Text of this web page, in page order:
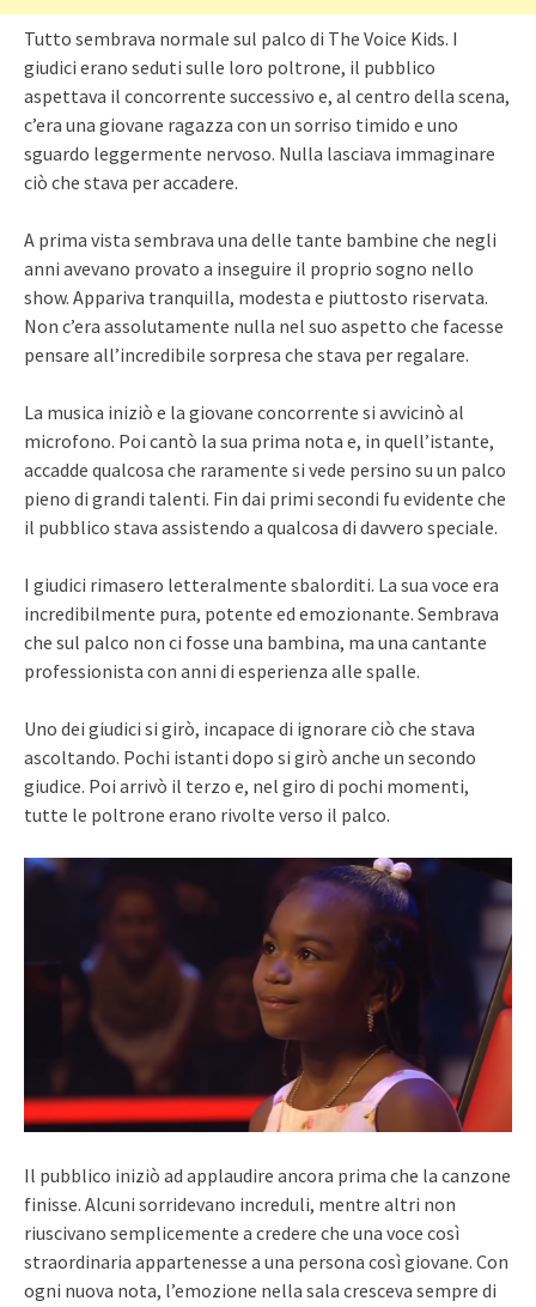
Tutto sembrava normale sul palco di The Voice Kids. I
giudici erano seduti sulle loro poltrone, il pubblico
aspettava il concorrente successivo e, al centro della scena,
c’era una giovane ragazza con un sorriso timido e uno
sguardo leggermente nervoso. Nulla lasciava immaginare
ciò che stava per accadere.
A prima vista sembrava una delle tante bambine che negli
anni avevano provato a inseguire il proprio sogno nello
show. Appariva tranquilla, modesta e piuttosto riservata.
Non c’era assolutamente nulla nel suo aspetto che facesse
pensare all’incredibile sorpresa che stava per regalare.
La musica iniziò e la giovane concorrente si avvicinò al
microfono. Poi cantò la sua prima nota e, in quell’istante,
accadde qualcosa che raramente si vede persino su un palco
pieno di grandi talenti. Fin dai primi secondi fu evidente che
il pubblico stava assistendo a qualcosa di davvero speciale.
I giudici rimasero letteralmente sbalorditi. La sua voce era
incredibilmente pura, potente ed emozionante. Sembrava
che sul palco non ci fosse una bambina, ma una cantante
professionista con anni di esperienza alle spalle.
Uno dei giudici si girò, incapace di ignorare ciò che stava
ascoltando. Pochi istanti dopo si girò anche un secondo
giudice. Poi arrivò il terzo e, nel giro di pochi momenti,
tutte le poltrone erano rivolte verso il palco.
Il pubblico iniziò ad applaudire ancora prima che la canzone
finisse. Alcuni sorridevano increduli, mentre altri non
riuscivano semplicemente a credere che una voce così
straordinaria appartenesse a una persona così giovane. Con
ogni nuova nota, l’emozione nella sala cresceva sempre di